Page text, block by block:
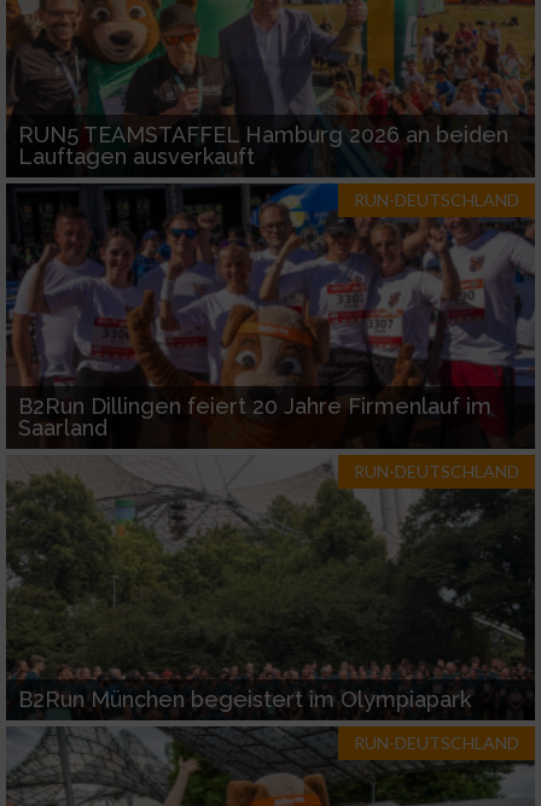
RUN5 TEAMSTAFFEL Hamburg 2026 an beiden
Lauftagen ausverkauft
RUN-DEUTSCHLAND
B2Run Dillingen feiert 20 Jahre Firmenlauf im
Saarland
RUN-DEUTSCHLAND
B2Run München begeistert im Olympiapark
RUN-DEUTSCHLAND